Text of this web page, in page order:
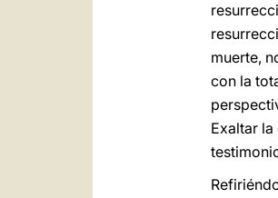
muerte,
con la
Exaltar